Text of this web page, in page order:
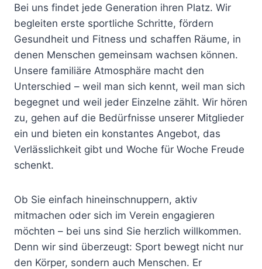
Bei uns findet jede Generation ihren Platz. Wir
begleiten erste sportliche Schritte, fördern
Gesundheit und Fitness und schaffen Räume, in
denen Menschen gemeinsam wachsen können.
Unsere familiäre Atmosphäre macht den
Unterschied – weil man sich kennt, weil man sich
begegnet und weil jeder Einzelne zählt. Wir hören
zu, gehen auf die Bedürfnisse unserer Mitglieder
ein und bieten ein konstantes Angebot, das
Verlässlichkeit gibt und Woche für Woche Freude
schenkt.
Ob Sie einfach hineinschnuppern, aktiv
mitmachen oder sich im Verein engagieren
möchten – bei uns sind Sie herzlich willkommen.
Denn wir sind überzeugt: Sport bewegt nicht nur
den Körper, sondern auch Menschen. Er